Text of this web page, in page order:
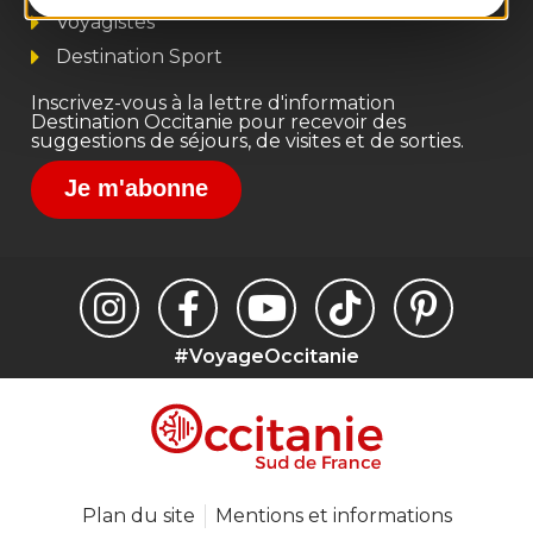
Voyagistes
Destination Sport
Inscrivez-vous à la lettre d'information
Destination Occitanie pour recevoir des
suggestions de séjours, de visites et de sorties.
Je m'abonne
#VoyageOccitanie
Plan du site Mentions et informations